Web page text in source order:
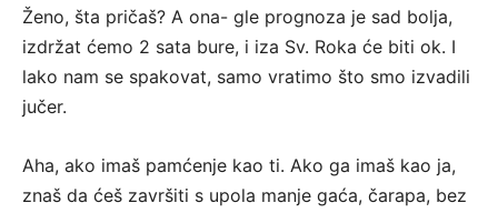
Ženo, šta pričaš? A ona- gle prognoza je sad bolja,
izdržat ćemo 2 sata bure, i iza Sv. Roka će biti ok. I
lako nam se spakovat, samo vratimo što smo izvadili
jučer.
Aha, ako imaš pamćenje kao ti. Ako ga imaš kao ja,
znaš da ćeš završiti s upola manje gaća, čarapa, bez